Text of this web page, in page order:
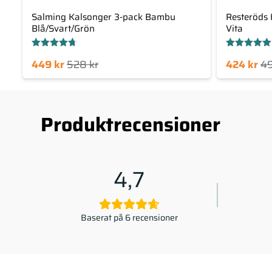
Salming Kalsonger 3-pack Bambu
Blå/Svart/Grön
4.70
528kr
Det
ursprungliga
528 kr.
449kr
Det
Vita
5.00Det
ursprungliga
424kr
Det
nuvarande
424 kr.
Produktrecensioner
4,7
Baserat på 6 recensioner